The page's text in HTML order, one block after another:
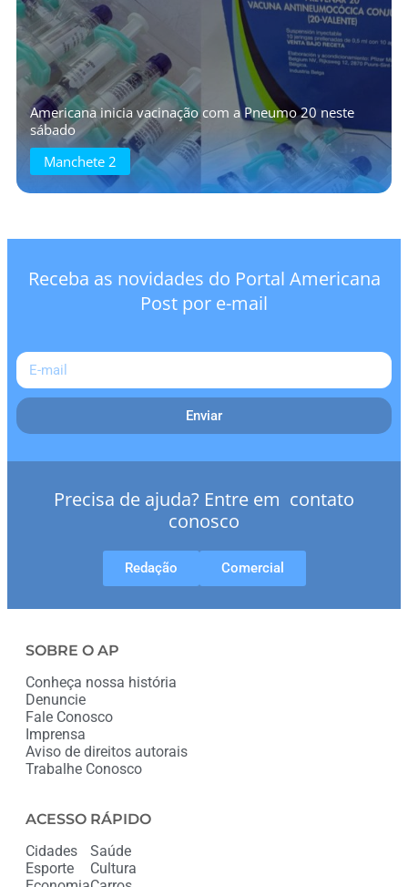
Americana inicia vacinação com a Pneumo 20 neste
sábado
Manchete 2
Receba as novidades do Portal Americana
Post por e-mail
Enviar
Precisa de ajuda? Entre em contato
conosco
Redação Comercial
SOBRE O AP
Conheça nossa história
Denuncie
Fale Conosco
Imprensa
Aviso de direitos autorais
Trabalhe Conosco
ACESSO RÁPIDO
Cidades
Esporte
Saúde
Cultura